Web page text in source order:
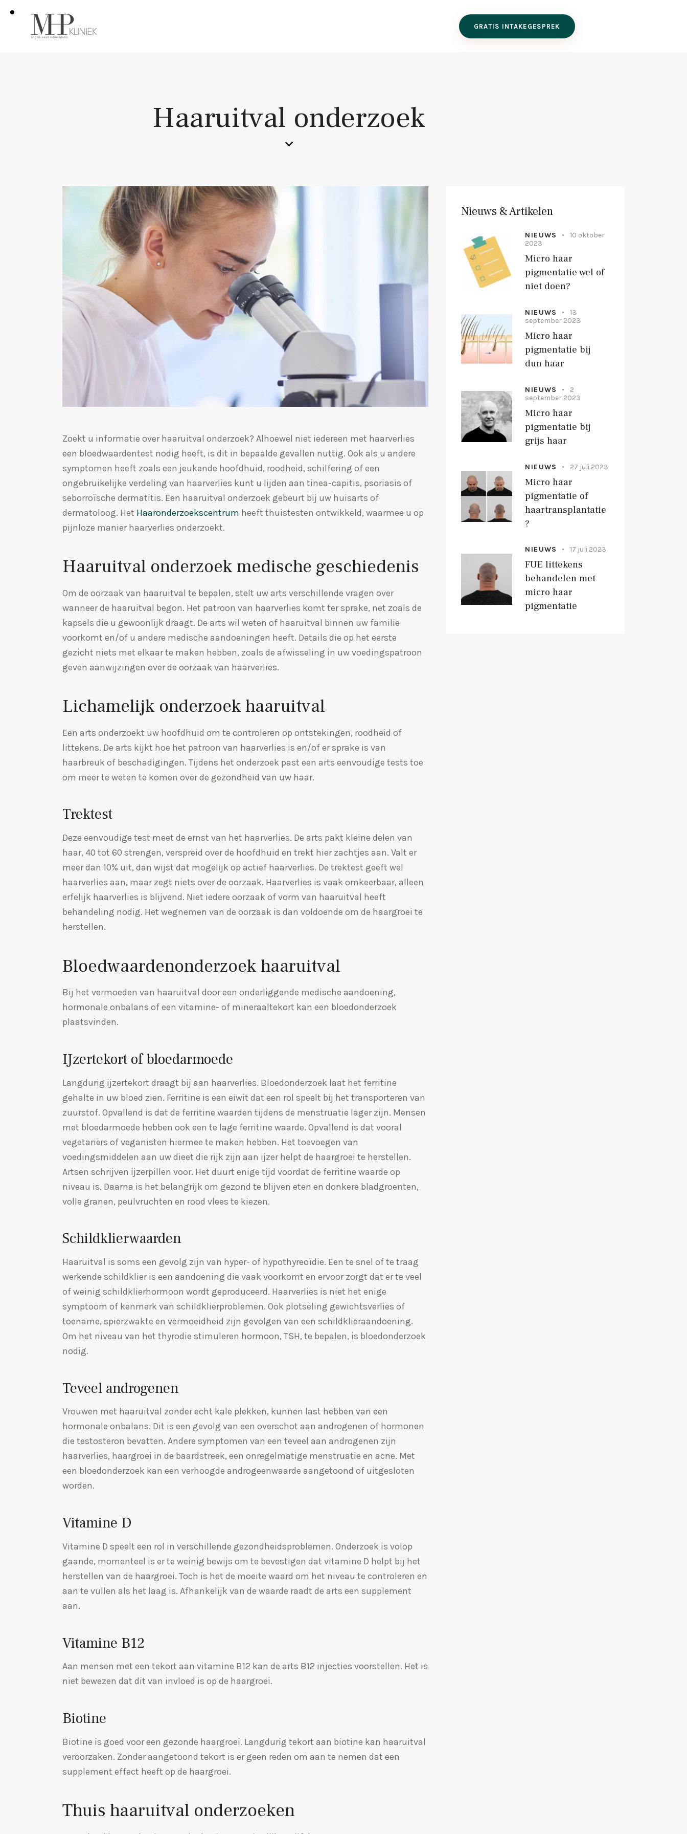
GRATIS INTAKEGESPREK
Haaruitval onderzoek
Zoekt u informatie over haaruitval onderzoek? Alhoewel niet iedereen met haarverlies
een bloedwaardentest nodig heeft, is dit in bepaalde gevallen nuttig. Ook als u andere
symptomen heeft zoals een jeukende hoofdhuid, roodheid, schilfering of een
ongebruikelijke verdeling van haarverlies kunt u lijden aan tinea-capitis, psoriasis of
seborroïsche dermatitis. Een haaruitval onderzoek gebeurt bij uw huisarts of
dermatoloog. Het Haaronderzoekscentrum heeft thuistesten ontwikkeld, waarmee u op
pijnloze manier haarverlies onderzoekt.
Haaruitval onderzoek medische geschiedenis
Om de oorzaak van haaruitval te bepalen, stelt uw arts verschillende vragen over
wanneer de haaruitval begon. Het patroon van haarverlies komt ter sprake, net zoals de
kapsels die u gewoonlijk draagt. De arts wil weten of haaruitval binnen uw familie
voorkomt en/of u andere medische aandoeningen heeft. Details die op het eerste
gezicht niets met elkaar te maken hebben, zoals de afwisseling in uw voedingspatroon
geven aanwijzingen over de oorzaak van haarverlies.
Lichamelijk onderzoek haaruitval
Een arts onderzoekt uw hoofdhuid om te controleren op ontstekingen, roodheid of
littekens. De arts kijkt hoe het patroon van haarverlies is en/of er sprake is van
haarbreuk of beschadigingen. Tijdens het onderzoek past een arts eenvoudige tests toe
om meer te weten te komen over de gezondheid van uw haar.
Trektest
Deze eenvoudige test meet de ernst van het haarverlies. De arts pakt kleine delen van
haar, 40 tot 60 strengen, verspreid over de hoofdhuid en trekt hier zachtjes aan. Valt er
meer dan 10% uit, dan wijst dat mogelijk op actief haarverlies. De trektest geeft wel
haarverlies aan, maar zegt niets over de oorzaak. Haarverlies is vaak omkeerbaar, alleen
erfelijk haarverlies is blijvend. Niet iedere oorzaak of vorm van haaruitval heeft
behandeling nodig. Het wegnemen van de oorzaak is dan voldoende om de haargroei te
herstellen.
Bloedwaardenonderzoek haaruitval
Bij het vermoeden van haaruitval door een onderliggende medische aandoening,
hormonale onbalans of een vitamine- of mineraaltekort kan een bloedonderzoek
plaatsvinden.
IJzertekort of bloedarmoede
Langdurig ijzertekort draagt bij aan haarverlies. Bloedonderzoek laat het ferritine
gehalte in uw bloed zien. Ferritine is een eiwit dat een rol speelt bij het transporteren van
zuurstof. Opvallend is dat de ferritine waarden tijdens de menstruatie lager zijn. Mensen
met bloedarmoede hebben ook een te lage ferritine waarde. Opvallend is dat vooral
vegetariërs of veganisten hiermee te maken hebben. Het toevoegen van
voedingsmiddelen aan uw dieet die rijk zijn aan ijzer helpt de haargroei te herstellen.
Artsen schrijven ijzerpillen voor. Het duurt enige tijd voordat de ferritine waarde op
niveau is. Daarna is het belangrijk om gezond te blijven eten en donkere bladgroenten,
volle granen, peulvruchten en rood vlees te kiezen.
Schildklierwaarden
Haaruitval is soms een gevolg zijn van hyper- of hypothyreoïdie. Een te snel of te traag
werkende schildklier is een aandoening die vaak voorkomt en ervoor zorgt dat er te veel
of weinig schildklierhormoon wordt geproduceerd. Haarverlies is niet het enige
symptoom of kenmerk van schildklierproblemen. Ook plotseling gewichtsverlies of
toename, spierzwakte en vermoeidheid zijn gevolgen van een schildklieraandoening.
Om het niveau van het thyrodie stimuleren hormoon, TSH, te bepalen, is bloedonderzoek
nodig.
Teveel androgenen
Vrouwen met haaruitval zonder echt kale plekken, kunnen last hebben van een
hormonale onbalans. Dit is een gevolg van een overschot aan androgenen of hormonen
die testosteron bevatten. Andere symptomen van een teveel aan androgenen zijn
haarverlies, haargroei in de baardstreek, een onregelmatige menstruatie en acne. Met
een bloedonderzoek kan een verhoogde androgeenwaarde aangetoond of uitgesloten
worden.
Vitamine D
Vitamine D speelt een rol in verschillende gezondheidsproblemen. Onderzoek is volop
gaande, momenteel is er te weinig bewijs om te bevestigen dat vitamine D helpt bij het
herstellen van de haargroei. Toch is het de moeite waard om het niveau te controleren en
aan te vullen als het laag is. Afhankelijk van de waarde raadt de arts een supplement
aan.
Vitamine B12
Aan mensen met een tekort aan vitamine B12 kan de arts B12 injecties voorstellen. Het is
niet bewezen dat dit van invloed is op de haargroei.
Biotine
Biotine is goed voor een gezonde haargroei. Langdurig tekort aan biotine kan haaruitval
veroorzaken. Zonder aangetoond tekort is er geen reden om aan te nemen dat een
supplement effect heeft op de haargroei.
Thuis haaruitval onderzoeken
Nieuws & Artikelen
NIEUWS
10 oktober
2023
Micro haar
pigmentatie wel of
niet doen?
NIEUWS
13
september 2023
Micro haar
pigmentatie bij
dun haar
NIEUWS
2
september 2023
Micro haar
pigmentatie bij
grijs haar
NIEUWS 27 juli 2023
Micro haar
pigmentatie of
haartransplantatie
?
NIEUWS 17 juli 2023
FUE littekens
behandelen met
micro haar
pigmentatie